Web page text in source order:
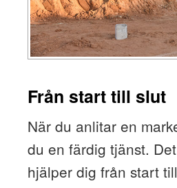
Från start till slut
När du anlitar en
du en färdig tjänst.
hjälper dig från start